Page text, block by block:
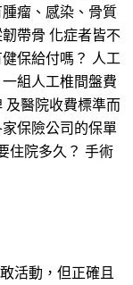
瘤、感染、骨質
帶骨 化症者皆不
保給付嗎？ 人工
組人工椎間盤費
及醫院收費標準而
保險公司的保單
住院多久？ 手術
活動，但正確且